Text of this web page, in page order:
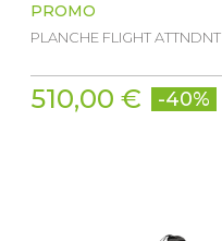
PROMO
PLANCHE FLIGHT ATTNDNT
510,00 € -40%